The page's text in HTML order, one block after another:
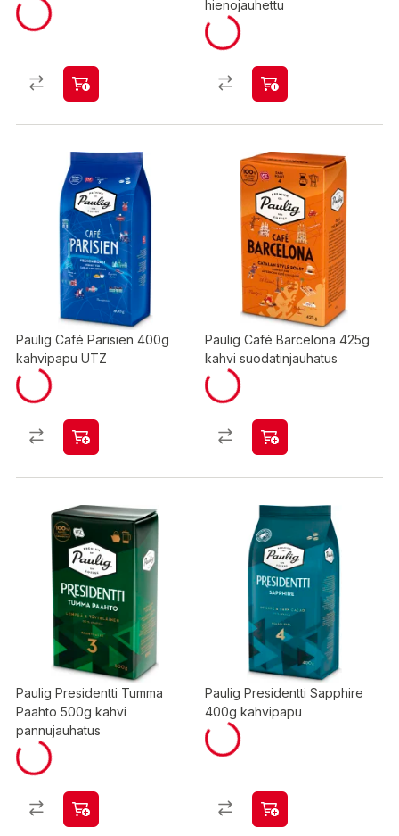
hienojauhettu
Paulig Café Parisien 400g
kahvipapu UTZ
Paulig Café Barcelona 425g
kahvi suodatinjauhatus
Paulig Presidentti Tumma
Paahto 500g kahvi
pannujauhatus
Paulig Presidentti Sapphire
400g kahvipapu